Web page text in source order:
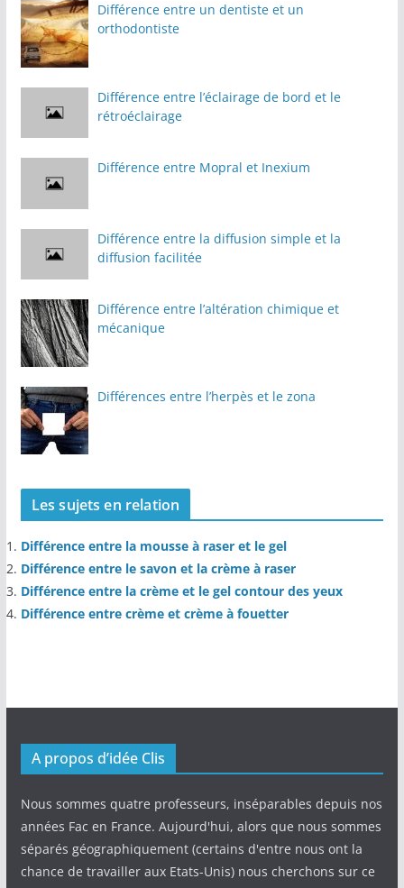
Différence entre un dentiste et un
orthodontiste
Différence entre l’éclairage de bord et le
rétroéclairage
Différence entre Mopral et Inexium
Différence entre la diffusion simple et la
diffusion facilitée
Différence entre l’altération chimique et
mécanique
Différences entre l’herpès et le zona
Les sujets en relation
Différence entre la mousse à raser et le gel
Différence entre le savon et la crème à raser
Différence entre la crème et le gel contour des yeux
Différence entre crème et crème à fouetter
A propos d’idée Clis
Nous sommes quatre professeurs, inséparables depuis nos
années Fac en France. Aujourd'hui, alors que nous sommes
séparés géographiquement (certains d'entre nous ont la
chance de travailler aux Etats-Unis) nous cherchons sur ce